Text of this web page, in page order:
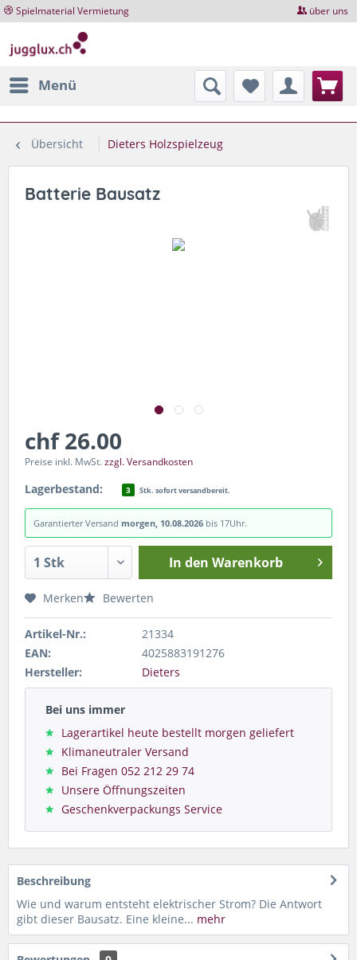
Spielmaterial Vermietung über uns
Menü
Übersicht Dieters Holzspielzeug
Batterie Bausatz
chf 26.00
Preise inkl. MwSt.zzgl. Versandkosten
Lagerbestand: 3 Stk. sofort versandbereit.
Garantierter Versand morgen, 10.08.2026 bis 17Uhr.
In den Warenkorb
Merken Bewerten
Artikel-Nr.:
21334
EAN:
4025883191276
Hersteller:
Dieters
Bei uns immer
Lagerartikel heute bestellt morgen geliefert
Klimaneutraler Versand
Bei Fragen 052 212 29 74
Unsere Öffnungszeiten
Geschenkverpackungs Service
Beschreibung
Wie und warum entsteht elektrischer Strom? Die Antwort
gibt dieser Bausatz. Eine kleine... mehr